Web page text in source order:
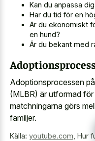
Kan du anpassa
Har du tid för en
Är du ekonomiskt
en hund?
Är du bekant med
Adoptionsprocessen
(MLBR) är utformad
matchningarna görs
familjer.
Källa: youtube.com, Hur